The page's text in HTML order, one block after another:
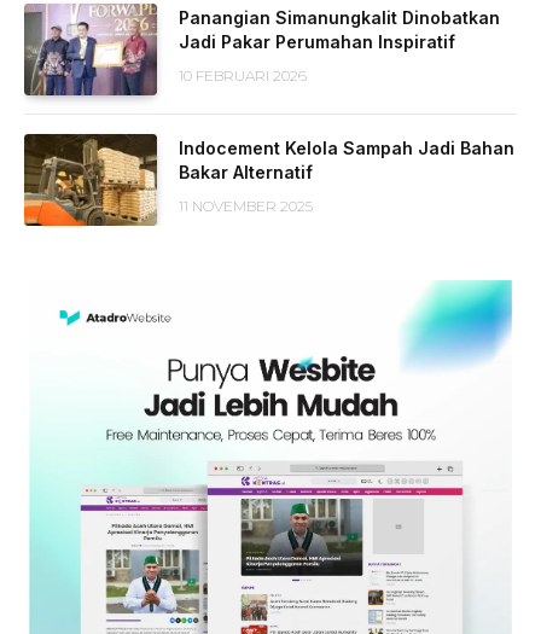
Panangian Simanungkalit Dinobatkan
Jadi Pakar Perumahan Inspiratif
10 FEBRUARI 2026
Indocement Kelola Sampah Jadi Bahan
Bakar Alternatif
11 NOVEMBER 2025